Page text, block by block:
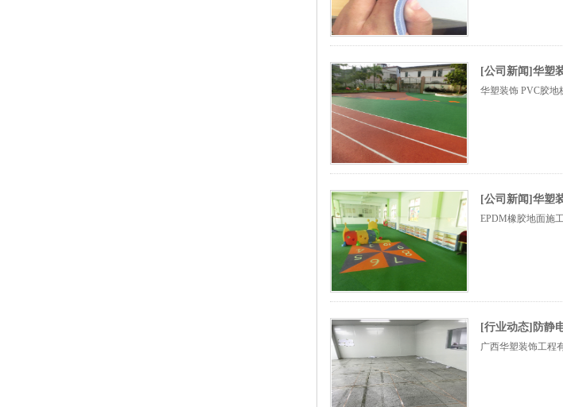
[公司新闻]华塑
华塑装饰 PVC胶地
[公司新闻]华塑
EPDM橡胶地面施
[行业动态]防静
广西华塑装饰工程